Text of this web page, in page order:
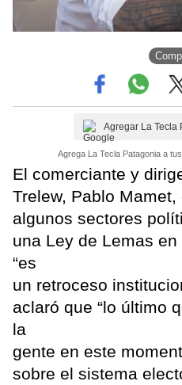
Agregar La Tecla
Agrega La Tecla Patagonia a
El comerciante y
Trelew, Pablo
algunos sectores
una Ley de Lemas
“es
un retroceso
aclaró que “lo último
la
gente en este
sobre el sistema